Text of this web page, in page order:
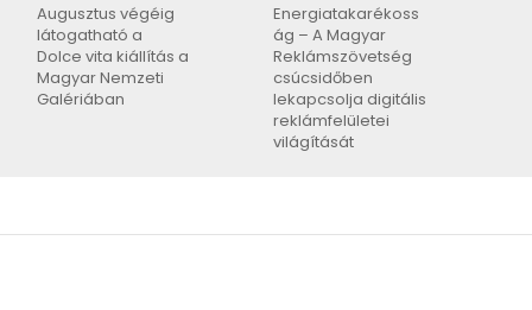
Augusztus végéig
látogatható a
Dolce vita kiállítás a
Magyar Nemzeti
Galériában
Energiatakarékoss
ág – A Magyar
Reklámszövetség
csúcsidőben
lekapcsolja digitális
reklámfelületei
világítását